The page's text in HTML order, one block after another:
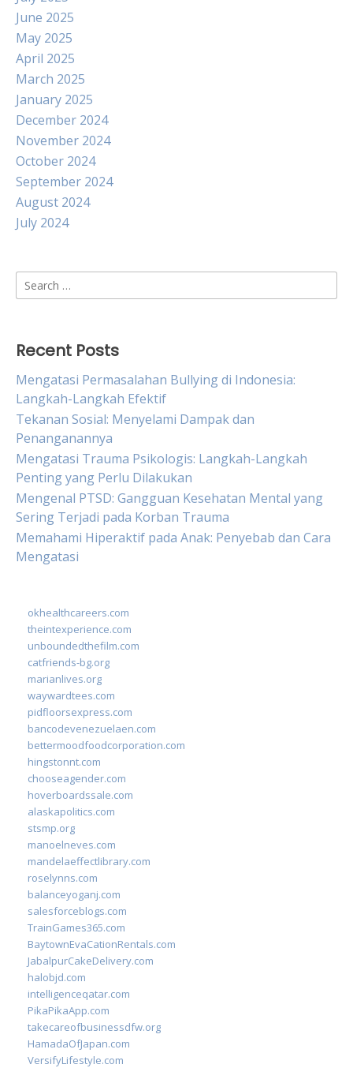
June 2025
May 2025
April 2025
March 2025
January 2025
December 2024
November 2024
October 2024
September 2024
August 2024
July 2024
Search
for:
Recent Posts
Mengatasi Permasalahan Bullying di Indonesia:
Langkah-Langkah Efektif
Tekanan Sosial: Menyelami Dampak dan
Penanganannya
Mengatasi Trauma Psikologis: Langkah-Langkah
Penting yang Perlu Dilakukan
Mengenal PTSD: Gangguan Kesehatan Mental yang
Sering Terjadi pada Korban Trauma
Memahami Hiperaktif pada Anak: Penyebab dan Cara
Mengatasi
okhealthcareers.com
theintexperience.com
unboundedthefilm.com
catfriends-bg.org
marianlives.org
waywardtees.com
pidfloorsexpress.com
bancodevenezuelaen.com
bettermoodfoodcorporation.com
hingstonnt.com
chooseagender.com
hoverboardssale.com
alaskapolitics.com
stsmp.org
manoelneves.com
mandelaeffectlibrary.com
roselynns.com
balanceyoganj.com
salesforceblogs.com
TrainGames365.com
BaytownEvaCationRentals.com
JabalpurCakeDelivery.com
halobjd.com
intelligenceqatar.com
PikaPikaApp.com
takecareofbusinessdfw.org
HamadaOfJapan.com
VersifyLifestyle.com